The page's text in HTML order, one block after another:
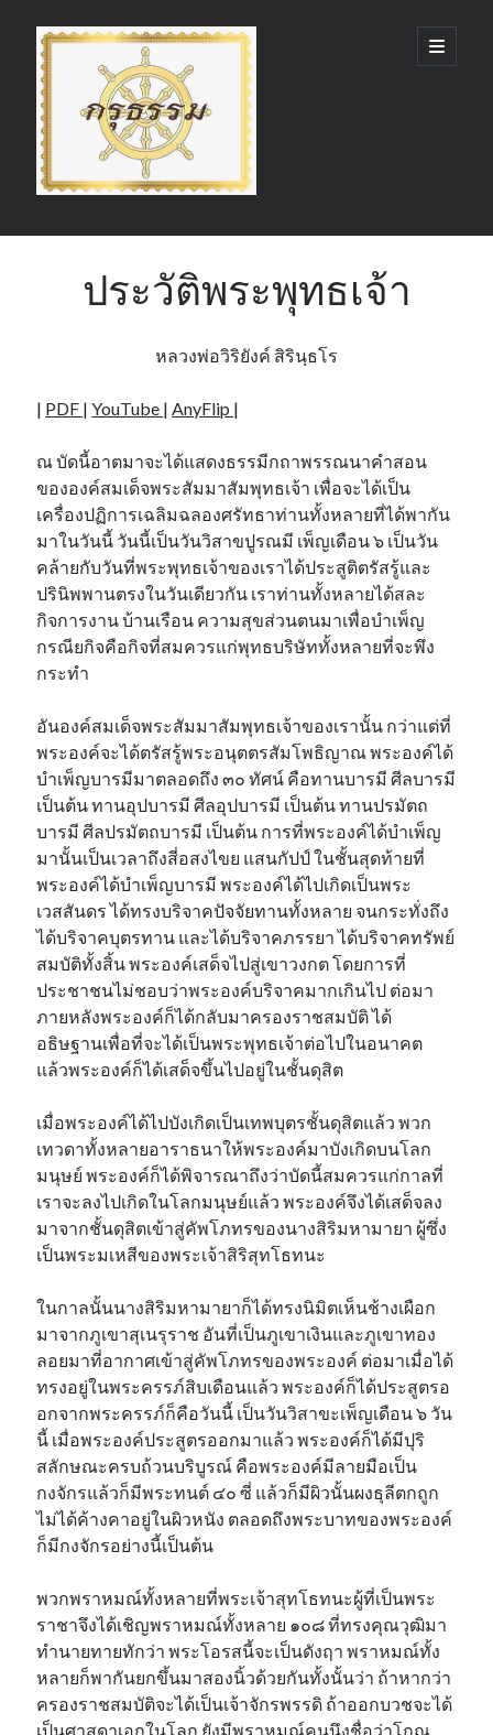
กรุ
ธรรม
(GruDhamma.com)
open
primary
Sidebar
ประวัติพระพุทธเจ้า
หลวงพ่อวิริยังค์ สิรินฺธโร
| PDF |YouTube |AnyFlip |
ณ บัดนี้อาตมาจะได้แสดงธรรมีกถาพรรณนาคำสอน
ขององค์สมเด็จพระสัมมาสัมพุทธเจ้า เพื่อจะได้เป็น
เครื่องปฏิการเฉลิมฉลองศรัทธาท่านทั้งหลายที่ได้พากัน
มาในวันนี้ วันนี้เป็นวันวิสาขปูรณมี เพ็ญเดือน ๖ เป็นวัน
คล้ายกับวันที่พระพุทธเจ้าของเราได้ประสูติตรัสรู้และ
ปรินิพพานตรงในวันเดียวกัน เราท่านทั้งหลายได้สละ
กิจการงาน บ้านเรือน ความสุขส่วนตนมาเพื่อบำเพ็ญ
กรณียกิจคือกิจที่สมควรแก่พุทธบริษัททั้งหลายที่จะพึง
กระทำ
อันองค์สมเด็จพระสัมมาสัมพุทธเจ้าของเรานั้น กว่าแต่ที่
พระองค์จะได้ตรัสรู้พระอนุตตรสัมโพธิญาณ พระองค์ได้
บำเพ็ญบารมีมาตลอดถึง ๓๐ ทัศน์ คือทานบารมี ศีลบารมี
เป็นต้น ทานอุปบารมี ศีลอุปบารมี เป็นต้น ทานปรมัตถ
บารมี ศีลปรมัตถบารมี เป็นต้น การที่พระองค์ได้บำเพ็ญ
มานั้นเป็นเวลาถึงสี่อสงไขย แสนกัปป์ ในชั้นสุดท้ายที่
พระองค์ได้บำเพ็ญบารมี พระองค์ได้ไปเกิดเป็นพระ
เวสสันดร ได้ทรงบริจาคปัจจัยทานทั้งหลาย จนกระทั่งถึง
ได้บริจาคบุตรทาน และได้บริจาคภรรยา ได้บริจาคทรัพย์
สมบัติทั้งสิ้น พระองค์เสด็จไปสู่เขาวงกต โดยการที่
ประชาชนไม่ชอบว่าพระองค์บริจาคมากเกินไป ต่อมา
ภายหลังพระองค์ก็ได้กลับมาครองราชสมบัติ ได้
อธิษฐานเพื่อที่จะได้เป็นพระพุทธเจ้าต่อไปในอนาคต
แล้วพระองค์ก็ได้เสด็จขึ้นไปอยู่ในชั้นดุสิต
เมื่อพระองค์ได้ไปบังเกิดเป็นเทพบุตรชั้นดุสิตแล้ว พวก
เทวดาทั้งหลายอาราธนาให้พระองค์มาบังเกิดบนโลก
มนุษย์ พระองค์ก็ได้พิจารณาถึงว่าบัดนี้สมควรแก่กาลที่
เราจะลงไปเกิดในโลกมนุษย์แล้ว พระองค์จึงได้เสด็จลง
มาจากชั้นดุสิตเข้าสู่คัพโภทรของนางสิริมหามายา ผู้ซึ่ง
เป็นพระมเหสีของพระเจ้าสิริสุทโธทนะ
ในกาลนั้นนางสิริมหามายาก็ได้ทรงนิมิตเห็นช้างเผือก
มาจากภูเขาสุเนรุราช อันที่เป็นภูเขาเงินและภูเขาทอง
ลอยมาที่อากาศเข้าสู่คัพโภทรของพระองค์ ต่อมาเมื่อได้
ทรงอยู่ในพระครรภ์สิบเดือนแล้ว พระองค์ก็ได้ประสูตรอ
อกจากพระครรภ์ก็คือวันนี้ เป็นวันวิสาขะเพ็ญเดือน ๖ วัน
นี้ เมื่อพระองค์ประสูตรออกมาแล้ว พระองค์ก็ได้มีปุริ
สลักษณะครบถ้วนบริบูรณ์ คือพระองค์มีลายมือเป็น
กงจักรแล้วก็มีพระทนต์ ๔๐ ซี่ แล้วก็มีผิวนั้นผงธุลีตกถูก
ไม่ได้ค้างคาอยู่ในผิวหนัง ตลอดถึงพระบาทของพระองค์
ก็มีกงจักรอย่างนี้เป็นต้น
พวกพราหมณ์ทั้งหลายที่พระเจ้าสุทโธทนะผู้ที่เป็นพระ
ราชาจึงได้เชิญพราหมณ์ทั้งหลาย ๑๐๘ ที่ทรงคุณวุฒิมา
ทำนายทายทักว่า พระโอรสนี้จะเป็นดังฤา พราหมณ์ทั้ง
หลายก็พากันยกขึ้นมาสองนิ้วด้วยกันทั้งนั้นว่า ถ้าหากว่า
ครองราชสมบัติจะได้เป็นเจ้าจักรพรรดิ ถ้าออกบวชจะได้
เป็นศาสดาเอกในโลก ยังมีพราหมณ์คนนึงชื่อว่าโกณ